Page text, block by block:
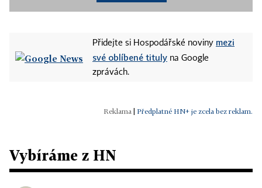
Přidejte si Hospodářské noviny mezi
své oblíbené tituly na Google
zprávách.
Předplatné HN+ je zcela bez reklam.
Vybíráme z HN